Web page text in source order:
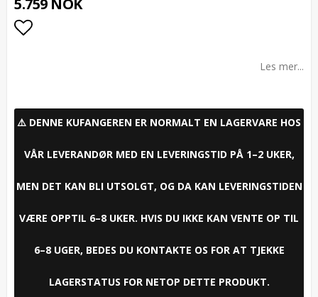
Les mer...
⚠️ DENNE KUFANGEREN ER NORMALT EN LAGERVARE HOS
VÅR LEVERANDØR MED EN LEVERINGSTID PÅ 1–2 UKER,
MEN DET KAN BLI UTSOLGT, OG DA KAN LEVERINGSTIDEN
VÆRE OPPTIL 6–8 UKER. HVIS DU IKKE KAN VENTE OP TIL
6–8 UGER, BEDES DU KONTAKTE OS FOR AT TJEKKE
LAGERSTATUS FOR NETOP DETTE PRODUKT.